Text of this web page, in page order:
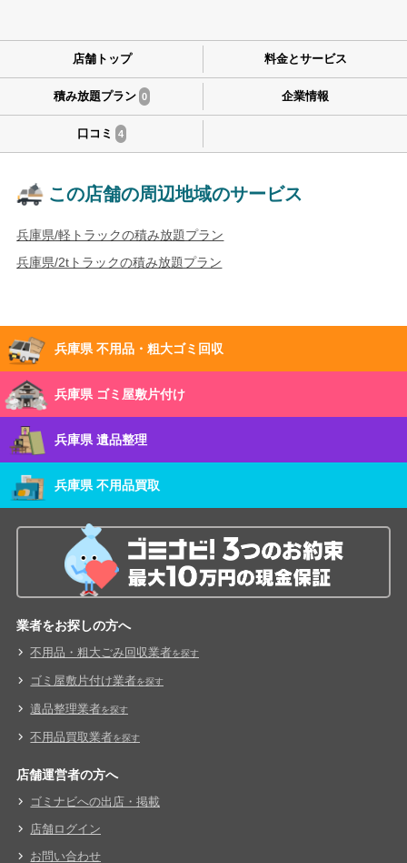
店舗トップ 料金とサービス
積み放題プラン 0 企業情報
口コミ 4
この店舗の周辺地域のサービス
兵庫県/軽トラックの積み放題プラン
兵庫県/2tトラックの積み放題プラン
兵庫県 不用品・粗大ゴミ回収
兵庫県 ゴミ屋敷片付け
兵庫県 遺品整理
兵庫県 不用品買取
業者をお探しの方へ
不用品・粗大ごみ回収業者を探す
ゴミ屋敷片付け業者を探す
遺品整理業者を探す
不用品買取業者を探す
店舗運営者の方へ
ゴミナビへの出店・掲載
店舗ログイン
お問い合わせ